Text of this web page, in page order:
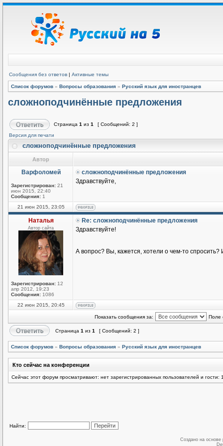
Сообщения без ответов | Активные темы
Список форумов » Вопросы образования » Русский язык для иностранцев
сложноподчинённые предложения
Страница 1 из 1
[ Сообщений: 2 ]
Версия для печати
сложноподчинённые предложения
Автор
Варфоломей
Зарегистрирован: 21
июн 2015, 22:40
Сообщения: 1
сложноподчинённые предложения
Здравствуйте,
21 июн 2015, 23:05
Наталья
Автор сайта
Зарегистрирован: 12
апр 2012, 19:23
Сообщения: 1086
Re: сложноподчинённые предложения
Здравствуйте!
А вопрос? Вы, кажется, хотели о чем-то
22 июн 2015, 20:45
Показать сообщения за: Поле
Страница 1 из 1 [ Сообщений: 2 ]
Список форумов » Вопросы образования » Русский язык для иностранцев
Кто сейчас на конференции
Сейчас этот форум просматривают: нет зарегистрированных пользователей и гости:
Найти:
Создано на основе